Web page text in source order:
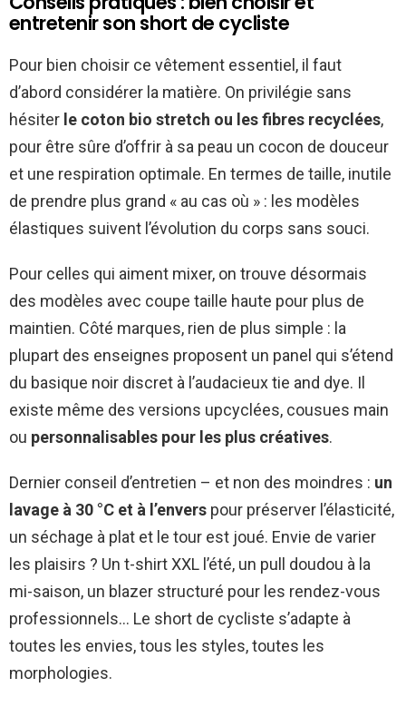
entretenir son short de cycliste
Pour bien choisir ce vêtement essentiel, il faut
d’abord considérer la matière. On privilégie sans
hésiter le coton bio stretch ou les fibres recyclées,
pour être sûre d’offrir à sa peau un cocon de douceur
et une respiration optimale. En termes de taille, inutile
de prendre plus grand « au cas où » : les modèles
élastiques suivent l’évolution du corps sans souci.
Pour celles qui aiment mixer, on trouve désormais
des modèles avec coupe taille haute pour plus de
maintien. Côté marques, rien de plus simple : la
plupart des enseignes proposent un panel qui s’étend
du basique noir discret à l’audacieux tie and dye. Il
existe même des versions upcyclées, cousues main
ou personnalisables pour les plus créatives.
Dernier conseil d’entretien – et non des moindres : un
lavage à 30 °C et à l’envers pour préserver l’élasticité,
un séchage à plat et le tour est joué. Envie de varier
les plaisirs ? Un t-shirt XXL l’été, un pull doudou à la
mi-saison, un blazer structuré pour les rendez-vous
professionnels… Le short de cycliste s’adapte à
toutes les envies, tous les styles, toutes les
morphologies.